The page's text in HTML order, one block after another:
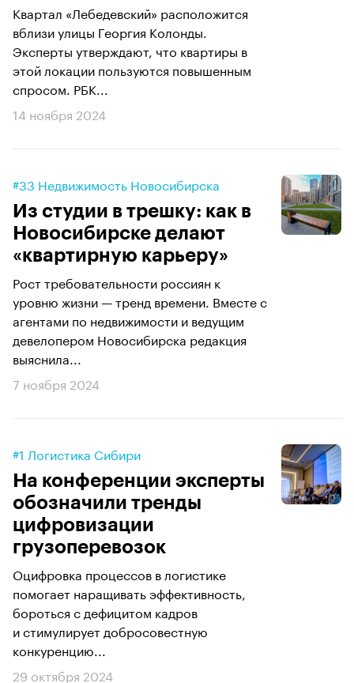
Квартал «Лебедевский» расположится
вблизи улицы Георгия Колонды.
Эксперты утверждают, что квартиры в
этой локации пользуются повышенным
спросом. РБК...
14 ноября 2024
#33 Недвижимость Новосибирска
Из студии в трешку: как в
Новосибирске делают
«квартирную карьеру»
Рост требовательности россиян к
уровню жизни — тренд времени. Вместе с
агентами по недвижимости и ведущим
девелопером Новосибирска редакция
выяснила...
7 ноября 2024
#1 Логистика Сибири
На конференции эксперты
обозначили тренды
цифровизации
грузоперевозок
Оцифровка процессов в логистике
помогает наращивать эффективность,
бороться с дефицитом кадров
и стимулирует добросовестную
конкуренцию...
29 октября 2024